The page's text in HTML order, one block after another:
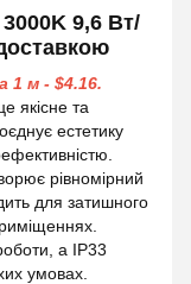
3000K 9,6 Вт/
1 м - $4.16.
якісне та
естетику
рівномірний
для затишного
а IP33
умовах.